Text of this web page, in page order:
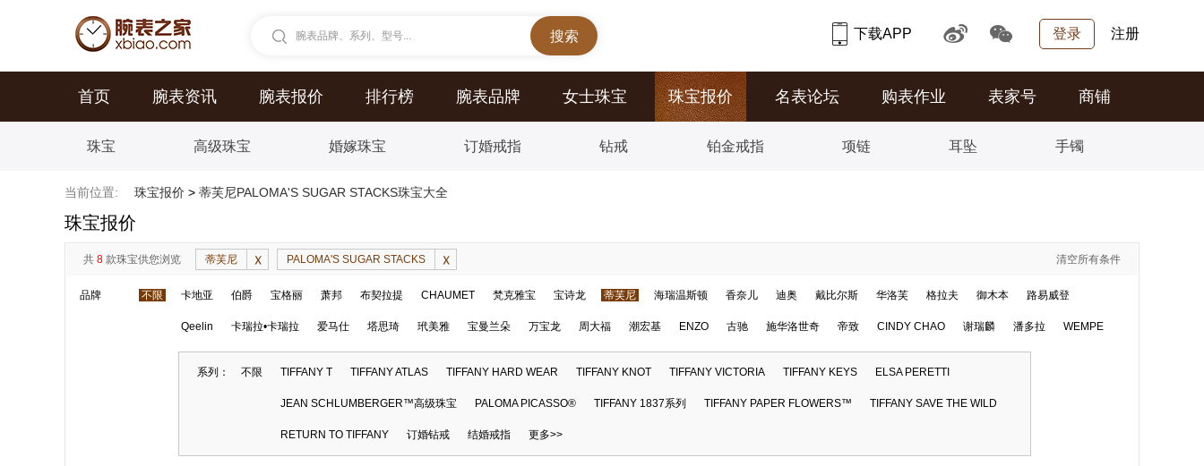
腕表品牌、系列、型号... 登录 注册
下载APP
首页 腕表资讯 腕表报价 排行榜 腕表品牌 女士珠宝 珠宝报价 名表论坛 购表作业 表家号 商铺
珠宝 高级珠宝 婚嫁珠宝 订婚戒指 钻戒 铂金戒指 项链 耳坠 手镯
当前位置: 珠宝报价 > 蒂芙尼PALOMA'S SUGAR STACKS珠宝大全
珠宝报价
共 8 款珠宝供您浏览 蒂芙尼 PALOMA'S SUGAR STACKS 清空所有条件
品牌 不限 卡地亚 伯爵 宝格丽 萧邦 布契拉提 CHAUMET 梵克雅宝 宝诗龙 蒂芙尼 海瑞温斯顿 香奈儿 迪奥 戴比尔斯 华洛芙 格拉夫 御木本 路易威登
Qeelin 卡瑞拉•卡瑞拉 爱马仕 塔思琦 玳美雅 宝曼兰朵 万宝龙 周大福 潮宏基 ENZO 古驰 施华洛世奇 帝致 CINDY CHAO 谢瑞麟 潘多拉 WEMPE
系列： 不限 TIFFANY T TIFFANY ATLAS TIFFANY HARD WEAR TIFFANY KNOT TIFFANY VICTORIA TIFFANY KEYS ELSA PERETTI
JEAN SCHLUMBERGER™高级珠宝 PALOMA PICASSO® TIFFANY 1837系列 TIFFANY PAPER FLOWERS™ TIFFANY SAVE THE WILD
RETURN TO TIFFANY 订婚钻戒 结婚戒指 更多>>